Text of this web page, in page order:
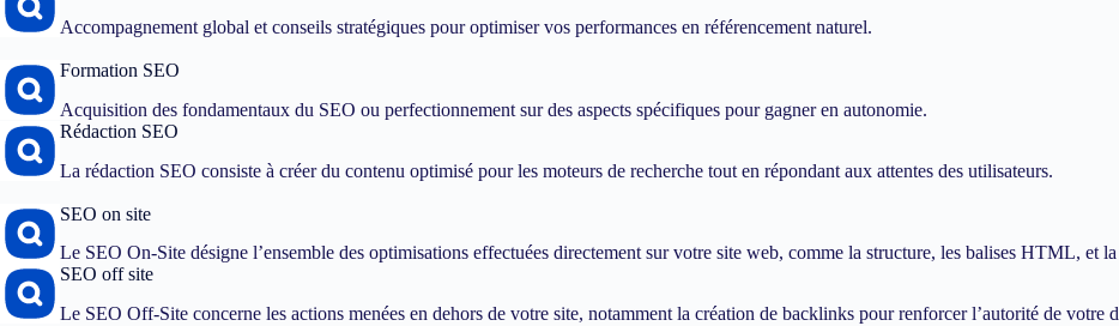
Accompagnement global et conseils stratégiques pour optimiser vos performances en référencement naturel.
Formation SEO
Acquisition des fondamentaux du SEO ou perfectionnement sur des aspects spécifiques pour gagner en autonomie.
Rédaction SEO
La rédaction SEO consiste à créer du contenu optimisé pour les moteurs de recherche tout en répondant aux attentes des utilisateurs.
SEO on site
Le SEO On-Site désigne l’ensemble des optimisations effectuées directement sur votre site web, comme la structure, les balises HTML, et
SEO off site
Le SEO Off-Site concerne les actions menées en dehors de votre site, notamment la création de backlinks pour renforcer l’autorité de votre